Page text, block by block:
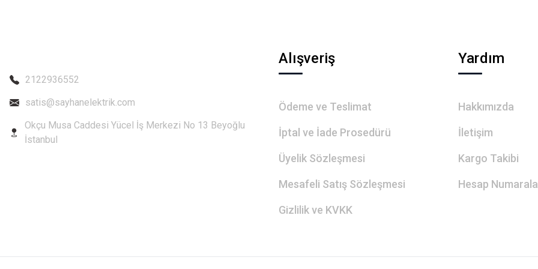
2122936552
satis@sayhanelektrik.com
Okçu Musa Caddesi Yücel İş Merkezi No 13 Beyoğlu
İstanbul
Alışveriş
Ödeme ve Teslimat
İptal ve İade Prosedürü
Üyelik Sözleşmesi
Mesafeli Satış Sözleşmesi
Gizlilik ve KVKK
Yardım
Hakkımızda
İletişim
Kargo Takibi
Hesap